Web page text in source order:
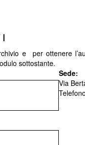
e per ottenere
sottostante.
Sede:
Via